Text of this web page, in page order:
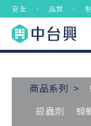
安全 ． 品質 ．
商品系列 >
殺蟲劑
蟑